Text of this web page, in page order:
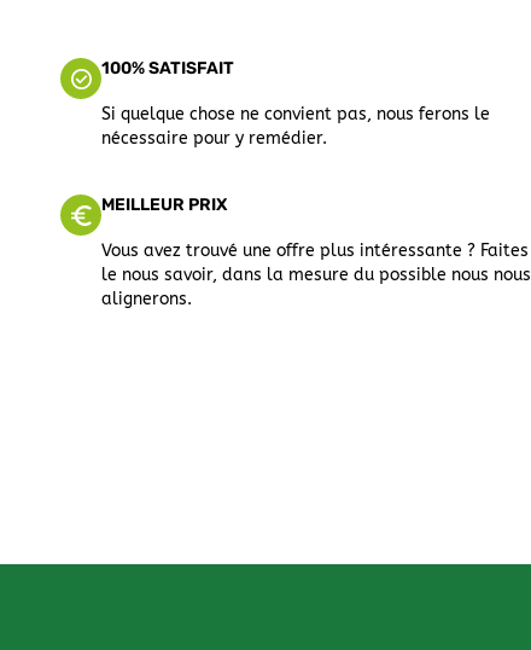
100% SATISFAIT
Si quelque chose ne convient pas, nous ferons le
nécessaire pour y remédier.
MEILLEUR PRIX
Vous avez trouvé une offre plus intéressante ? Faites
le nous savoir, dans la mesure du possible nous nous
alignerons.